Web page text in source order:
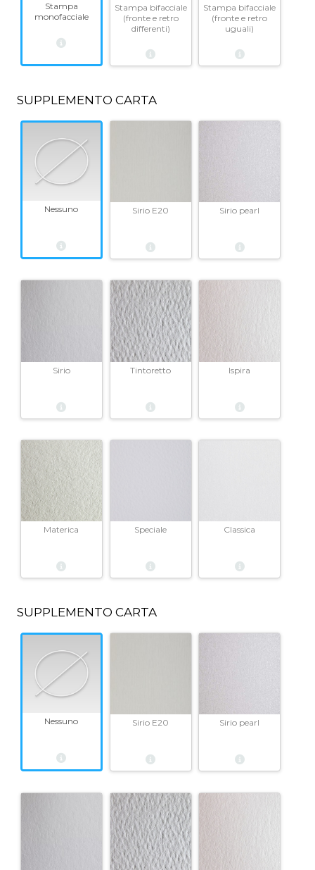
Stampa
monofacciale
Stampa bifacciale
(fronte e retro
differenti)
Stampa bifacciale
(fronte e retro
uguali)
SUPPLEMENTO CARTA
Nessuno Sirio E20 Sirio pearl
Sirio Tintoretto Ispira
Materica Speciale Classica
SUPPLEMENTO CARTA
Nessuno Sirio E20 Sirio pearl